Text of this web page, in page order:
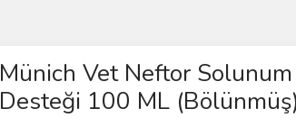
Münich Vet Neftor
Desteği 100 ML (Bölünmüş)